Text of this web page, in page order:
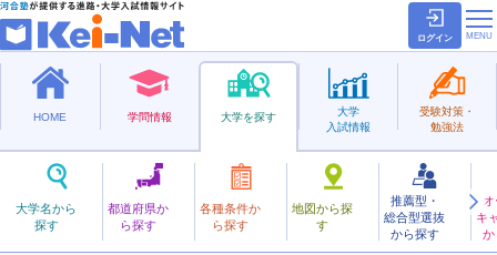
ログイン
HOME 学問情報 大学を探す
大学名から
探す
都道府県か
ら探す
各種条件か
ら探す
地図から探
す
推薦型・
総合型選抜
から探す
キ
か
大学
入試情報
受験対策・
勉強法
私立
ももやまがくいん
桃山学院大学 お気に入り